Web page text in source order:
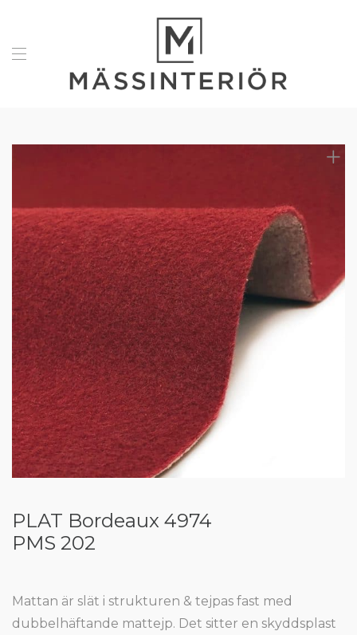
PLAT Bordeaux 4974
PMS 202
Mattan är slät i strukturen & tejpas fast med
dubbelhäftande mattejp. Det sitter en skyddsplast